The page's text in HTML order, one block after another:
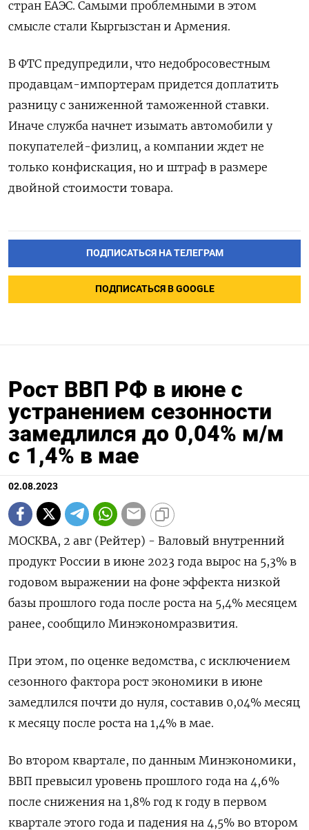
стран ЕАЭС. Самыми проблемными в этом
смысле стали Кыргызстан и Армения.
В ФТС предупредили, что недобросовестным
продавцам-импортерам придется доплатить
разницу с заниженной таможенной ставки.
Иначе служба начнет изымать автомобили у
покупателей-физлиц, а компании ждет не
только конфискация, но и штраф в размере
двойной стоимости товара.
ПОДПИСАТЬСЯ НА ТЕЛЕГРАМ
ПОДПИСАТЬСЯ В GOOGLE
Рост ВВП РФ в июне с
устранением сезонности
замедлился до 0,04% м/м
с 1,4% в мае
02.08.2023
МОСКВА, 2 авг (Рейтер) - Валовый внутренний
продукт России в июне 2023 года вырос на 5,3% в
годовом выражении на фоне эффекта низкой
базы прошлого года после роста на 5,4% месяцем
ранее, сообщило Минэкономразвития.
При этом, по оценке ведомства, с исключением
сезонного фактора рост экономики в июне
замедлился почти до нуля, составив 0,04% месяц
к месяцу после роста на 1,4% в мае.
Во втором квартале, по данным Минэкономики,
ВВП превысил уровень прошлого года на 4,6%
после снижения на 1,8% год к году в первом
квартале этого года и падения на 4,5% во втором